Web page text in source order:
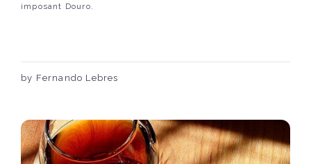
imposant Douro.
by Fernando Lebres